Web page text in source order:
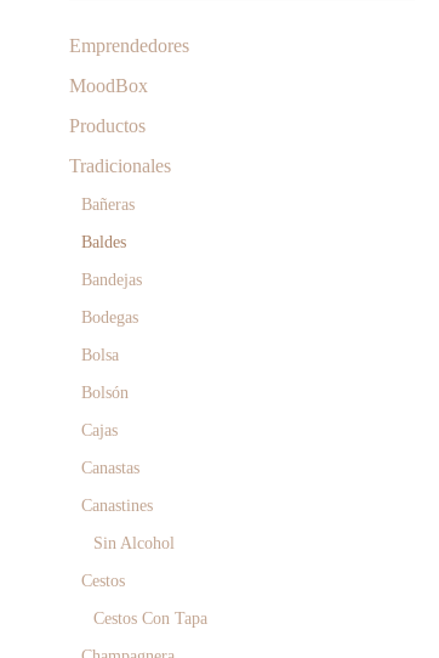
Emprendedores
MoodBox
Productos
Tradicionales
Bañeras
Baldes
Bandejas
Bodegas
Bolsa
Bolsón
Cajas
Canastas
Canastines
Sin Alcohol
Cestos
Cestos Con Tapa